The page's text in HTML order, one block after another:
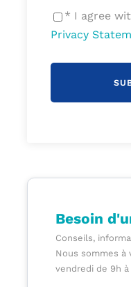
* I agree
Privacy
Besoin
Conseils,
Nous sommes à
vendredi de 9h à
Jour 1 : Vulcania
Départ de votre
direction de Saint
témoignage de
vos élèves
à la rencontre des
colères de la Terre.